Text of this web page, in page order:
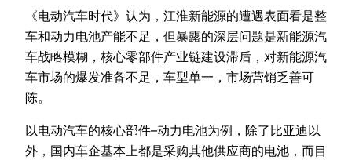
《电动汽车时代》认为，江淮新能源的遭遇表面看是整
车和动力电池产能不足，但暴露的深层问题是新能源汽
车战略模糊，核心零部件产业链建设滞后，对新能源汽
车市场的爆发准备不足，车型单一，市场营销乏善可
陈。
以电动汽车的核心部件–动力电池为例，除了比亚迪以
外，国内车企基本上都是采购其他供应商的电池，而目